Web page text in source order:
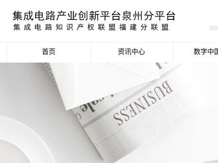
首页 资讯中心
政策信息
活动公告
数据统计分析
数字中